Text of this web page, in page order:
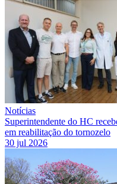
Notícias
Superintendente do HC
em reabilitação do tornozelo
30 jul 2026